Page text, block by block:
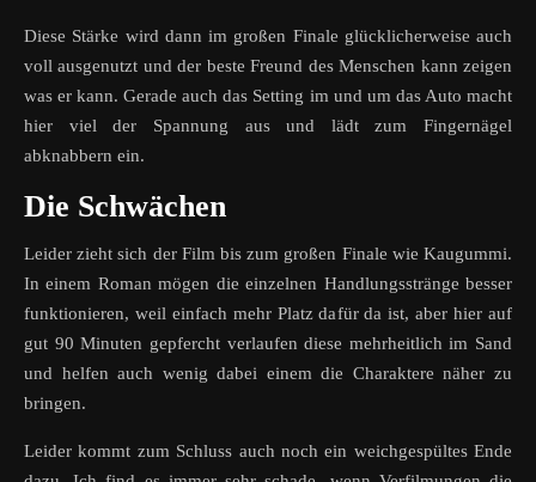
Diese Stärke wird dann im großen Finale glücklicherweise auch
voll ausgenutzt und der beste Freund des Menschen kann zeigen
was er kann. Gerade auch das Setting im und um das Auto macht
hier viel der Spannung aus und lädt zum Fingernägel
abknabbern ein.
Die Schwächen
Leider zieht sich der Film bis zum großen Finale wie Kaugummi.
In einem Roman mögen die einzelnen Handlungsstränge besser
funktionieren, weil einfach mehr Platz dafür da ist, aber hier auf
gut 90 Minuten gepfercht verlaufen diese mehrheitlich im Sand
und helfen auch wenig dabei einem die Charaktere näher zu
bringen.
Leider kommt zum Schluss auch noch ein weichgespültes Ende